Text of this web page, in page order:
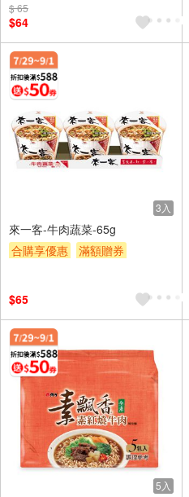
$ 65
$64
3入
來一客-牛肉蔬菜-65g
合購享優惠
滿額贈券
$65
5入